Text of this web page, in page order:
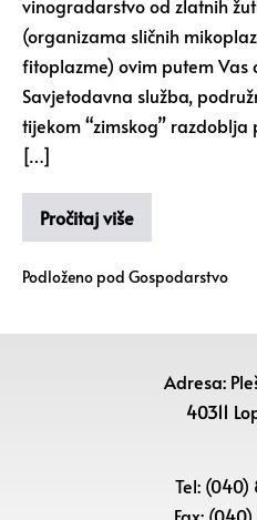
vinogradarstvo od zlatnih
(organizama sličnih
fitoplazme) ovim putem Vas
Savjetodavna služba,
tijekom “zimskog”
[…]
Pročitaj više
Podloženo pod Gospodarstvo
Adresa:
40311
Tel: (040)